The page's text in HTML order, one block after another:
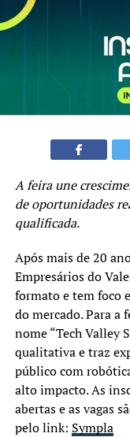
A feira une
de oportunidades
qualificada.
Após mais de 20
Empresários do
formato e tem foco
do mercado. Para a
nome “Tech Valley
qualitativa e traz
público com
alto impacto. As
abertas e as vagas
pelo link: Sympla